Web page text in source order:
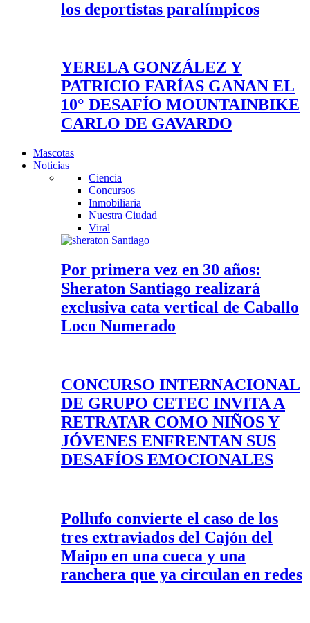
los deportistas paralímpicos
YERELA GONZÁLEZ Y
PATRICIO FARÍAS GANAN EL
10° DESAFÍO MOUNTAINBIKE
CARLO DE GAVARDO
Mascotas
Noticias
Ciencia
Concursos
Inmobiliaria
Nuestra Ciudad
Viral
Por primera vez en 30 años:
Sheraton Santiago realizará
exclusiva cata vertical de Caballo
Loco Numerado
CONCURSO INTERNACIONAL
DE GRUPO CETEC INVITA A
RETRATAR COMO NIÑOS Y
JÓVENES ENFRENTAN SUS
DESAFÍOS EMOCIONALES
Pollufo convierte el caso de los
tres extraviados del Cajón del
Maipo en una cueca y una
ranchera que ya circulan en redes